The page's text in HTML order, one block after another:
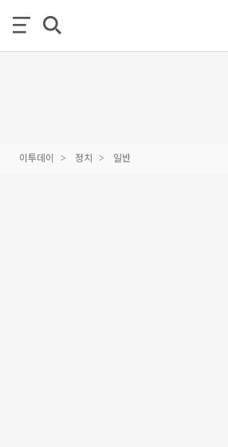
이투데이 정치 일반